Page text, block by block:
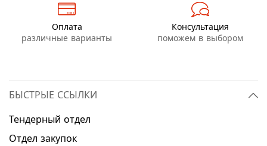
Оплата
различные варианты
Консультация
поможем в выбором
БЫСТРЫЕ ССЫЛКИ
Тендерный отдел
Отдел закупок